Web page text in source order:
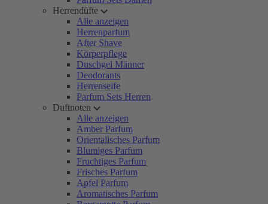
Herrendüfte
Alle anzeigen
Herrenparfum
After Shave
Körperpflege
Duschgel Männer
Deodorants
Herrenseife
Parfum Sets Herren
Duftnoten
Alle anzeigen
Amber Parfum
Orientalisches Parfum
Blumiges Parfum
Fruchtiges Parfum
Frisches Parfum
Apfel Parfum
Aromatisches Parfum